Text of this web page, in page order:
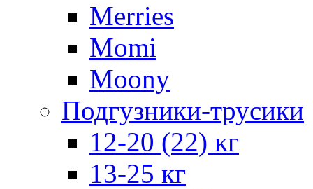
Merries
Momi
Moony
Подгузники-трусики
12-20 (22) кг
13-25 кг